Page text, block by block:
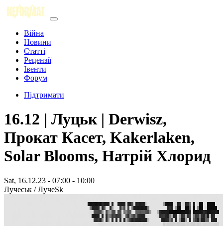
Війна
Новини
Статті
Рецензії
Івенти
Форум
Підтримати
16.12 | Луцьк | Derwisz,
Прокат Касет, Kakerlaken,
Solar Blooms, Натрій Хлорид
Sat, 16.12.23 - 07:00 - 10:00
Лучеськ / ЛучеSk